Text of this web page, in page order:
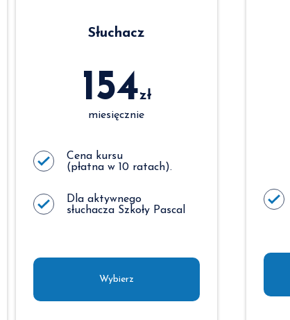
Słuchacz
154zł
miesięcznie
Cena kursu
(płatna w 10 ratach).
Dla aktywnego
słuchacza Szkoły Pascal
Wybierz